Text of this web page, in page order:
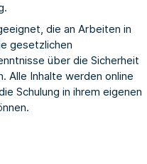
die an Arbeiten in
gesetzlichen
über die Sicherheit
Alle Inhalte werden online
Schulung in ihrem eigenen